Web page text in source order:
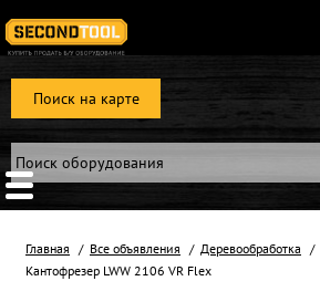
Поиск на карте
Главная Все объявления Деревообработка
Кантофрезер LWW 2106 VR Flex